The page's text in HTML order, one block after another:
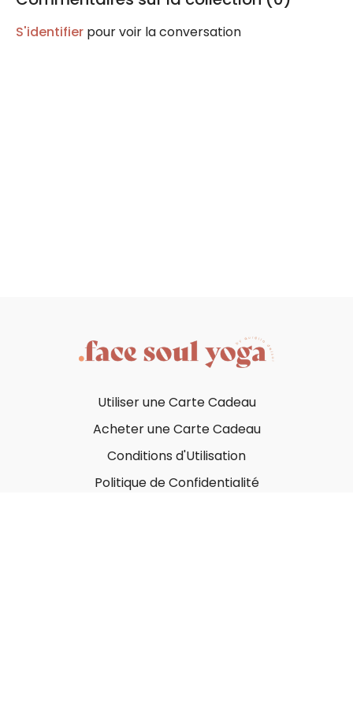
Aurélia
S'identifier pour voir la conversation
Utiliser une Carte Cadeau
Acheter une Carte Cadeau
Conditions d'Utilisation
Politique de Confidentialité